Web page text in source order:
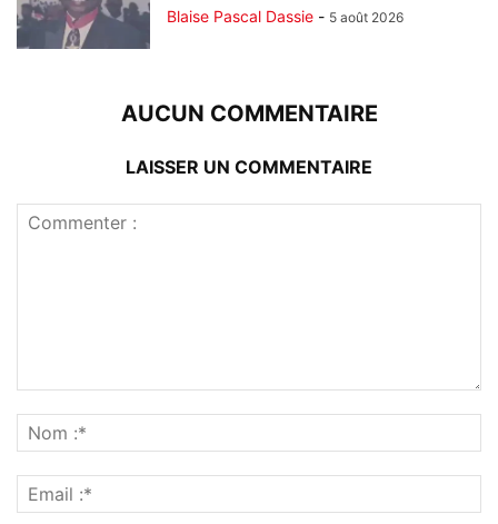
Blaise Pascal Dassie - 5 août 2026
AUCUN COMMENTAIRE
LAISSER UN COMMENTAIRE